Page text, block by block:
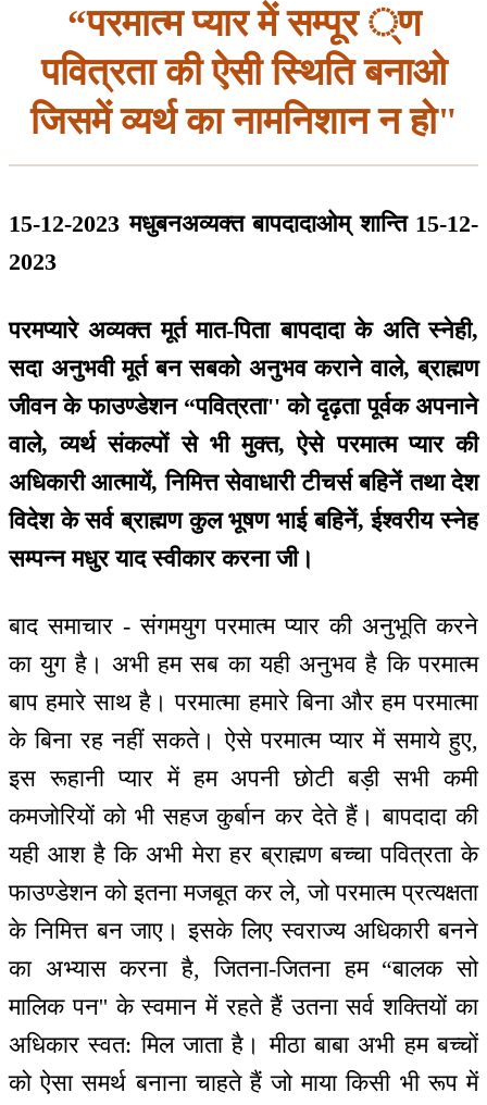
“परमात्म प्यार में सम्पूर ्ण
पवित्रता की ऐसी स्थिति बनाओ
जिसमें व्यर्थ का नामनिशान न हो"
15-12-2023 मधुबनअव्यक्त बापदादाओम् शान्ति 15-12-
2023
परमप्यारे अव्यक्त मूर्त मात-पिता बापदादा के अति स्नेही,
सदा अनुभवी मूर्त बन सबको अनुभव कराने वाले, ब्राह्मण
जीवन के फाउण्डेशन “पवित्रता'' को दृढ़ता पूर्वक अपनाने
वाले, व्यर्थ संकल्पों से भी मुक्त, ऐसे परमात्म प्यार की
अधिकारी आत्मायें, निमित्त सेवाधारी टीचर्स बहिनें तथा देश
विदेश के सर्व ब्राह्मण कुल भूषण भाई बहिनें, ईश्वरीय स्नेह
सम्पन्न मधुर याद स्वीकार करना जी।
बाद समाचार - संगमयुग परमात्म प्यार की अनुभूति करने
का युग है। अभी हम सब का यही अनुभव है कि परमात्म
बाप हमारे साथ है। परमात्मा हमारे बिना और हम परमात्मा
के बिना रह नहीं सकते। ऐसे परमात्म प्यार में समाये हुए,
इस रूहानी प्यार में हम अपनी छोटी बड़ी सभी कमी
कमजोरियों को भी सहज कुर्बान कर देते हैं। बापदादा की
यही आश है कि अभी मेरा हर ब्राह्मण बच्चा पवित्रता के
फाउण्डेशन को इतना मजबूत कर ले, जो परमात्म प्रत्यक्षता
के निमित्त बन जाए। इसके लिए स्वराज्य अधिकारी बनने
का अभ्यास करना है, जितना-जितना हम “बालक सो
मालिक पन'' के स्वमान में रहते हैं उतना सर्व शक्तियों का
अधिकार स्वत: मिल जाता है। मीठा बाबा अभी हम बच्चों
को ऐसा समर्थ बनाना चाहते हैं जो माया किसी भी रूप में